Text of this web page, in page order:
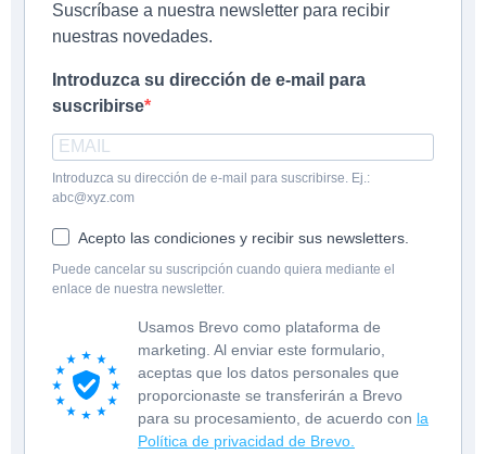
Suscríbase a nuestra newsletter para recibir
nuestras novedades.
Introduzca su dirección de e-mail para
suscribirse
Introduzca su dirección de e-mail para suscribirse. Ej.:
abc@xyz.com
Acepto las condiciones y recibir sus newsletters.
Puede cancelar su suscripción cuando quiera mediante el
enlace de nuestra newsletter.
Usamos Brevo como plataforma de
marketing. Al enviar este formulario,
aceptas que los datos personales que
proporcionaste se transferirán a Brevo
para su procesamiento, de acuerdo con la
Política de privacidad de Brevo.